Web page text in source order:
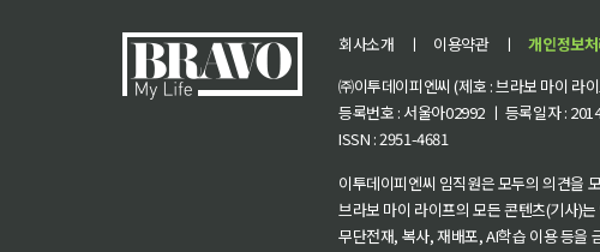
회사소개 ㅣ 이용약관 ㅣ 개인정보
㈜이투데이피엔씨 (제호 : 브라보 마이 라
등록번호 : 서울아02992 ㅣ 등록일자 :
ISSN : 2951-4681
이투데이피엔씨 임직원은 모두의 의견을
브라보 마이 라이프의 모든 콘텐츠(기사)
무단전재, 복사, 재배포, AI학습 이용 등을